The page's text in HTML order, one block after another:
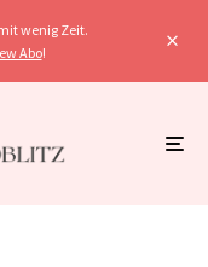
wenig Zeit.
Abo!